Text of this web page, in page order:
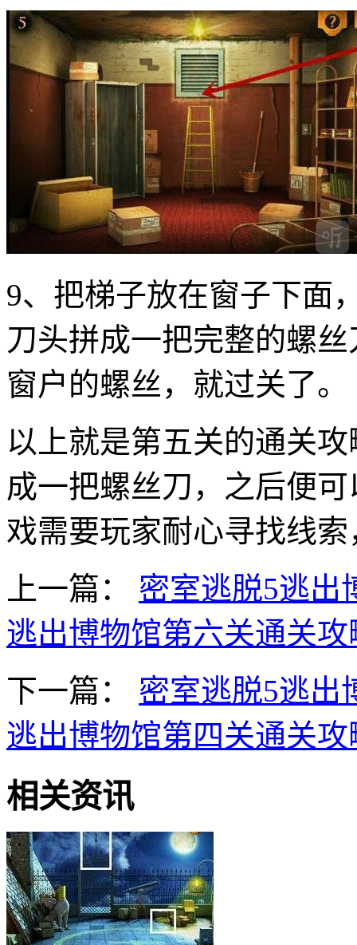
9、把梯子放在窗子下面
刀头拼成一把完整的螺
窗户的螺丝，就过关了。
以上就是第五关的通关
成一把螺丝刀，之后便
戏需要玩家耐心寻找线
上一篇：
密室逃脱5逃出
逃出博物馆第六关通关攻
下一篇：
密室逃脱5逃出
逃出博物馆第四关通关攻
相关资讯